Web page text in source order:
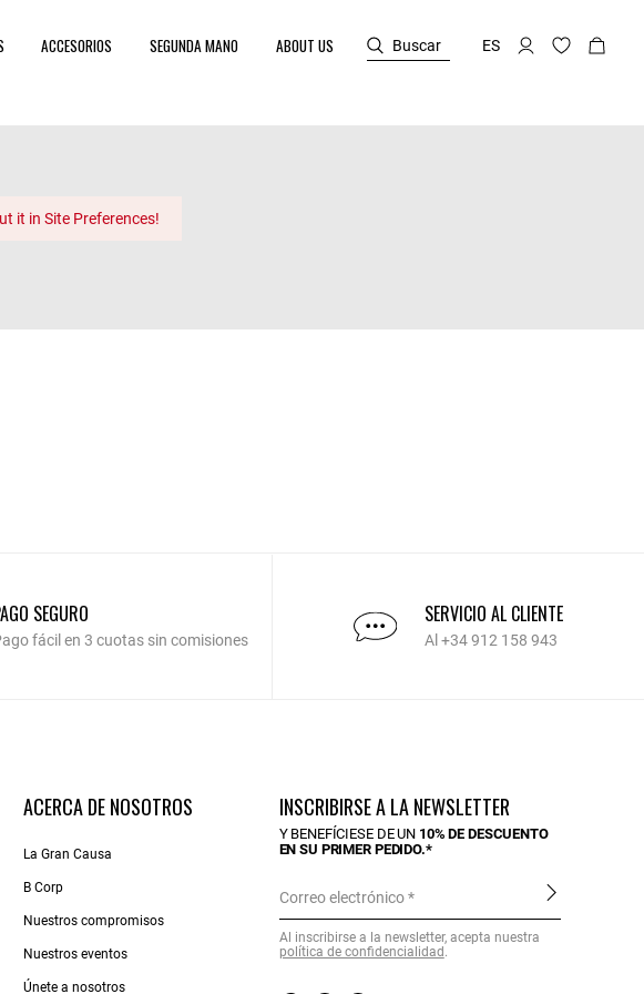
ACCESORIOS SEGUNDA MANO ABOUT US Buscar ES
it in Site Preferences!
SEGURO
fácil en 3 cuotas sin comisiones
SERVICIO AL CLIENTE
Al +34 912 158 943
ACERCA DE NOSOTROS
La Gran Causa
B Corp
Nuestros compromisos
Nuestros eventos
Únete a nosotros
INSCRIBIRSE A LA NEWSLETTER
Y BENEFÍCIESE DE UN 10% DE DESCUENTO
EN SU PRIMER PEDIDO.*
Correo electrónico
Al inscribirse a la newsletter, acepta nuestra
política de confidencialidad.